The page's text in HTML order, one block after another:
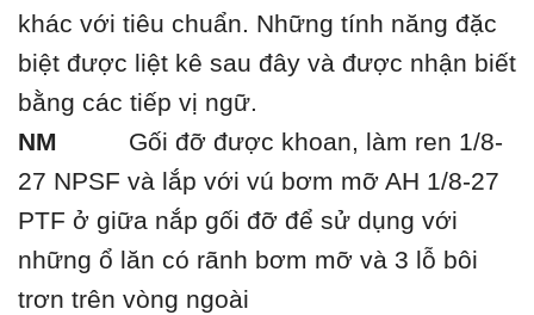
khác với tiêu chuẩn. Những tính năng đặc
biệt được liệt kê sau đây và được nhận biết
bằng các tiếp vị ngữ.
NM Gối đỡ được khoan, làm ren 1/8-
27 NPSF và lắp với vú bơm mỡ AH 1/8-27
PTF ở giữa nắp gối đỡ để sử dụng với
những ổ lăn có rãnh bơm mỡ và 3 lỗ bôi
trơn trên vòng ngoài